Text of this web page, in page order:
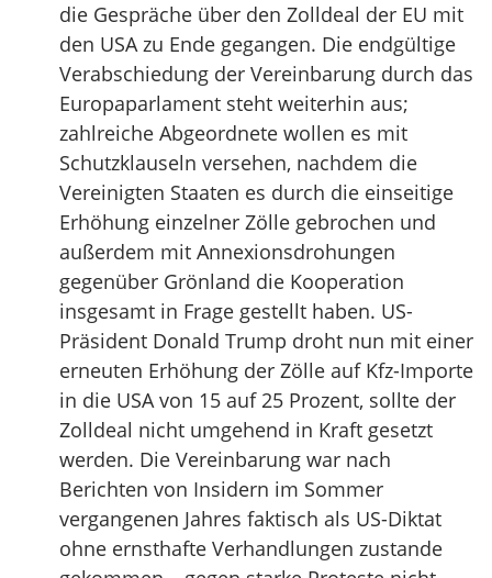
die Gespräche über den Zolldeal der EU mit
den USA zu Ende gegangen. Die endgültige
Verabschiedung der Vereinbarung durch das
Europaparlament steht weiterhin aus;
zahlreiche Abgeordnete wollen es mit
Schutzklauseln versehen, nachdem die
Vereinigten Staaten es durch die einseitige
Erhöhung einzelner Zölle gebrochen und
außerdem mit Annexionsdrohungen
gegenüber Grönland die Kooperation
insgesamt in Frage gestellt haben. US-
Präsident Donald Trump droht nun mit einer
erneuten Erhöhung der Zölle auf Kfz-Importe
in die USA von 15 auf 25 Prozent, sollte der
Zolldeal nicht umgehend in Kraft gesetzt
werden. Die Vereinbarung war nach
Berichten von Insidern im Sommer
vergangenen Jahres faktisch als US-Diktat
ohne ernsthafte Verhandlungen zustande